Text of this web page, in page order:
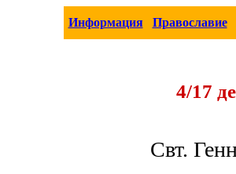
Информация Православие
4/17
Свт.